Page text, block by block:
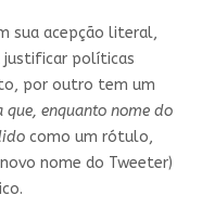
sua acepção literal,
justificar políticas
por outro tem um
que, enquanto nome do
como um rótulo,
novo nome do Tweeter)